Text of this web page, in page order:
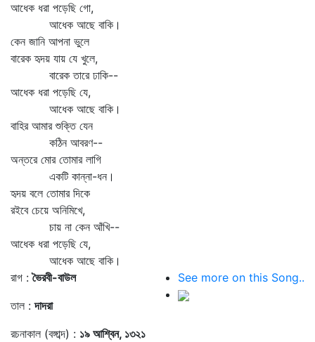
আধেক ধরা পড়েছি গো,
আধেক আছে বাকি।
কেন জানি আপনা ভুলে
বারেক হৃদয় যায় যে খুলে,
বারেক তারে ঢাকি--
আধেক ধরা পড়েছি যে,
আধেক আছে বাকি।
বাহির আমার শুক্তি যেন
কঠিন আবরণ--
অন্তরে মোর তোমার লাগি
একটি কান্না-ধন।
হৃদয় বলে তোমার দিকে
রইবে চেয়ে অনিমিখে,
চায় না কেন আঁখি--
আধেক ধরা পড়েছি যে,
আধেক আছে বাকি।
রাগ :ভৈরবী-বাউল
তাল :দাদরা
রচনাকাল (বঙ্গাব্দ) : ১৯ আশ্বিন, ১৩২১
See more on this Song..